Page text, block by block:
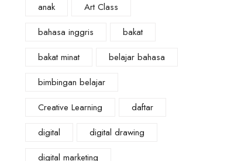
anak
Art Class
bahasa inggris
bakat
bakat minat
belajar bahasa
bimbingan belajar
Creative Learning
daftar
digital
digital drawing
digital marketing